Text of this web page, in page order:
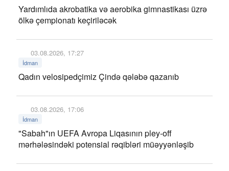
Yardımlıda akrobatika və aerobika gimnastikası üzrə
ölkə çempionatı keçiriləcək
03.08.2026, 17:27
İdman
Qadın velosipedçimiz Çində qələbə qazanıb
03.08.2026, 17:06
İdman
"Sabah"ın UEFA Avropa Liqasının pley-off
mərhələsindəki potensial rəqibləri müəyyənləşib